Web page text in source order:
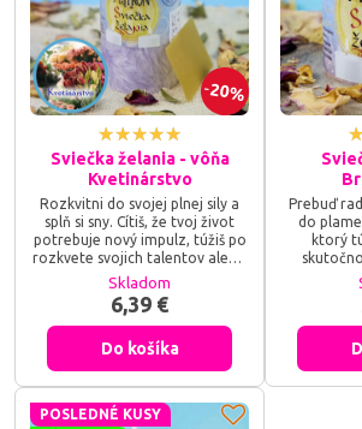
20%
Sviečka želania - vôňa
Kvetinárstvo
Rozkvitni do svojej plnej sily a
splň si sny. Cítiš, že tvoj život
potrebuje nový impulz, túžiš po
rozkvete svojich talentov alebo
chceš do svojho priestoru vniesť
sviežu energiu hojnosti a nových
príležitostí? Sviečka želania s
vôňou Kvetinárstvo je tvojou
osobnou záhradou zázrakov –
pergamen, vlož ho do srdca
tejto voňavej sviečky a sleduj,
ako sila tisícov kvetov...
Skladom
6,39 €
Do košíka
Prebuď
do
ktorý
svojho
inšpiráciu
ako
radosť?
želania
poslom –
najhlbšie
POSLEDNÉ KUSY